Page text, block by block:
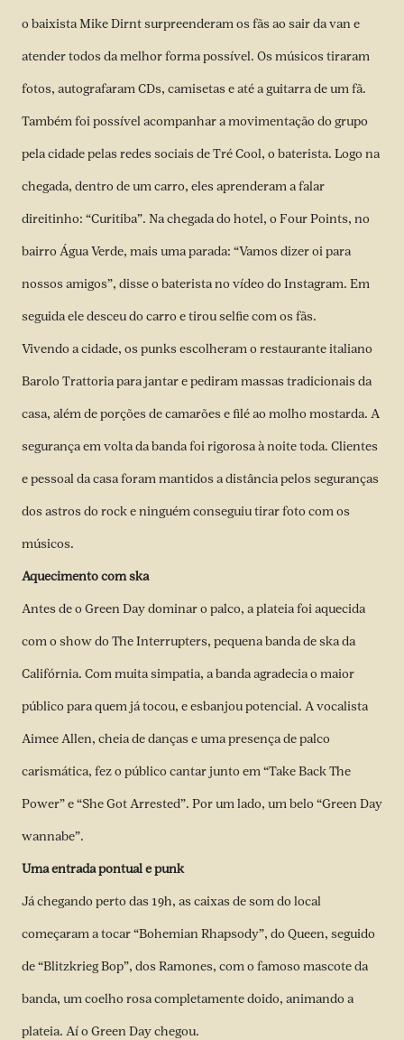
o baixista Mike Dirnt surpreenderam os fãs ao sair da van e
atender todos da melhor forma possível. Os músicos tiraram
fotos, autografaram CDs, camisetas e até a guitarra de um fã.
Também foi possível acompanhar a movimentação do grupo
pela cidade pelas redes sociais de Tré Cool, o baterista. Logo na
chegada, dentro de um carro, eles aprenderam a falar
direitinho: “Curitiba”. Na chegada do hotel, o Four Points, no
bairro Água Verde, mais uma parada: “Vamos dizer oi para
nossos amigos”, disse o baterista no vídeo do Instagram. Em
seguida ele desceu do carro e tirou selfie com os fãs.
Vivendo a cidade, os punks escolheram o restaurante italiano
Barolo Trattoria para jantar e pediram massas tradicionais da
casa, além de porções de camarões e filé ao molho mostarda. A
segurança em volta da banda foi rigorosa à noite toda. Clientes
e pessoal da casa foram mantidos a distância pelos seguranças
dos astros do rock e ninguém conseguiu tirar foto com os
músicos.
Aquecimento com ska
Antes de o Green Day dominar o palco, a plateia foi aquecida
com o show do The Interrupters, pequena banda de ska da
Califórnia. Com muita simpatia, a banda agradecia o maior
público para quem já tocou, e esbanjou potencial. A vocalista
Aimee Allen, cheia de danças e uma presença de palco
carismática, fez o público cantar junto em “Take Back The
Power” e “She Got Arrested”. Por um lado, um belo “Green Day
wannabe”.
Uma entrada pontual e punk
Já chegando perto das 19h, as caixas de som do local
começaram a tocar “Bohemian Rhapsody”, do Queen, seguido
de “Blitzkrieg Bop”, dos Ramones, com o famoso mascote da
banda, um coelho rosa completamente doido, animando a
plateia. Aí o Green Day chegou.